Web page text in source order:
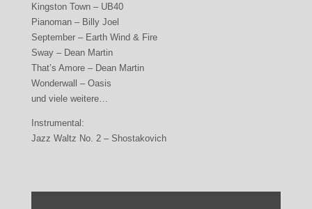
Kingston Town – UB40
Pianoman – Billy Joel
September – Earth Wind & Fire
Sway – Dean Martin
That’s Amore – Dean Martin
Wonderwall – Oasis
und viele weitere…
Instrumental:
Jazz Waltz No. 2 – Shostakovich